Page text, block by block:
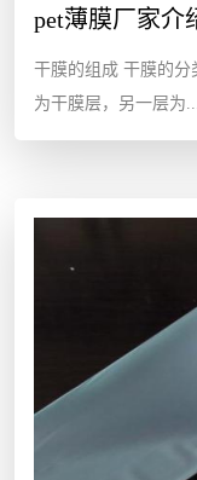
pet薄膜厂家介
干膜的组成 干膜的分
为干膜层，另一层为